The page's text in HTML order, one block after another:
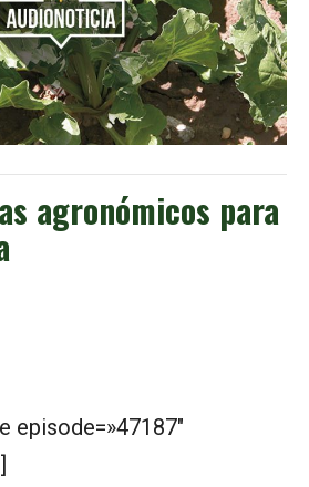
agronómicos para
episode=»47187″